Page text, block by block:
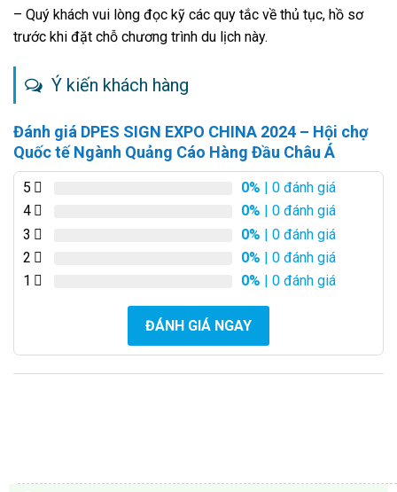
– Quý khách vui lòng đọc kỹ các quy tắc về thủ tục, hồ sơ
trước khi đặt chỗ chương trình du lịch này.
Ý kiến khách hàng
Đánh giá DPES SIGN EXPO CHINA 2024 – Hội chợ
Quốc tế Ngành Quảng Cáo Hàng Đầu Châu Á
5 0% | 0 đánh giá
4
0% | 0 đánh giá
3
0% | 0 đánh giá
2
0% | 0 đánh giá
1
0% | 0 đánh giá
ĐÁNH GIÁ NGAY